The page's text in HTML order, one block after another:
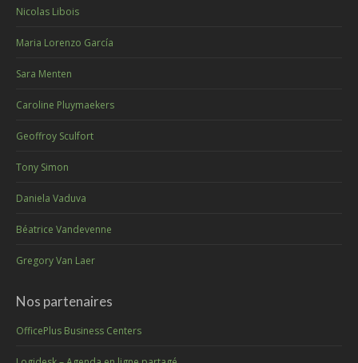
Nicolas Libois
Maria Lorenzo García
Sara Menten
Caroline Pluymaekers
Geoffroy Sculfort
Tony Simon
Daniela Vaduva
Béatrice Vandevenne
Gregory Van Laer
Nos partenaires
OfficePlus Business Centers